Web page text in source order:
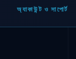
অ্যাকাউন্ট ও সাপোর্ট